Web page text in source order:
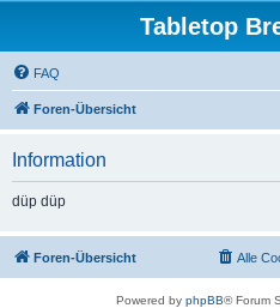
Tabletop
FAQ
Foren-Übersicht
Information
düp düp
Foren-Übersicht Alle
Powered by phpBB® Forum